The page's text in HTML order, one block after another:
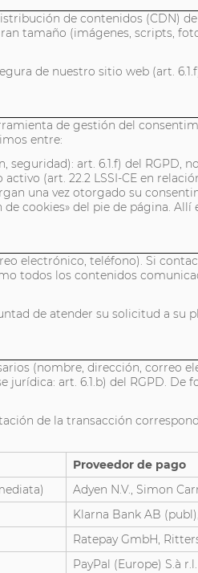
de contenidos (CDN) de
tamaño (imágenes, scripts,
de nuestro sitio web (art.
de gestión del
entre:
seguridad): art. 6.1.f) del RGPD,
(art. 22.2 LSSI-CE en
una vez otorgado su
cookies» del pie de página.
electrónico, teléfono). Si
todos los contenidos
de atender su solicitud a
(nombre, dirección, correo
art. 6.1.b) del RGPD. De
de la transacción
Proveedor de pago
Adyen N.V., Simon
Klarna Bank AB
Ratepay GmbH,
PayPal (Europe) S.à